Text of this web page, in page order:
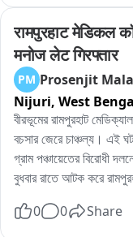
रामपुरहाट मेडिकल
मनोज लेट गिरफ्तार
PM Prosenjit
Nijuri, West
বীরভূমের রামপুরহাট
বচসার জেরে চাঞ্চল্য। এই
গ্রাম পঞ্চায়েতের বিরোধী
বুধবার রাতে আটক করে
বিজেপির একাধিক নেতৃত্ব
0 0 Share